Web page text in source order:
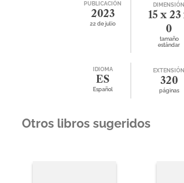
PUBLICACIÓN
2023
22 de julio
DIMENSIÓN
15 x 23
0
tamaño
estándar
IDIOMA
ES
Español
EXTENSIÓN
320
páginas
Otros libros sugeridos